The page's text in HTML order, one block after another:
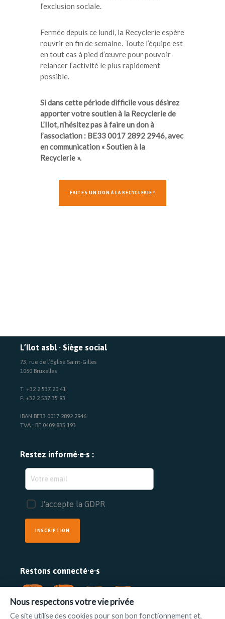
l’exclusion sociale.
Fermée depuis ce lundi, la Recyclerie espère
rouvrir en fin de semaine. Toute l’équipe est
en tout cas à pied d’œuvre pour pouvoir
relancer l’activité le plus rapidement
possible.
Si dans cette période difficile vous désirez
apporter votre soutien à la Recyclerie de
L’Ilot, n’hésitez pas à faire un don à
l’association : BE33 0017 2892 2946, avec
en communication « Soutien à la
Recyclerie ».
FAITES UN DON À LA RECYCLERIE !
L’Ilot asbl · Siège social
73, rue de l’Église Saint-Gilles
1060 Bruxelles
T. +32 2 537 20 41
F. +32 2 537 35 93
IBAN BE33 0017 2892 2946
TVA : BE 0409 835 193
Restez informé·e·s :
J'accepte la GDPR
INSCRIPTION
Restons connecté·e·s
Nous respectons votre vie privée
Ce site utilise des cookies pour son bon fonctionnement et,